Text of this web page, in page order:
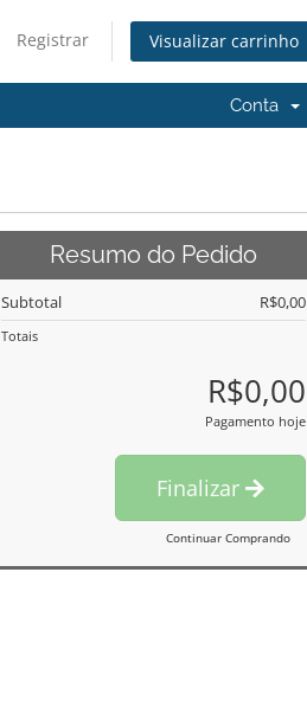
Registrar Visualizar carrinho
Conta
Resumo do Pedido
Subtotal R$0,00
Totais
R$0,00
Pagamento hoje
Finalizar
Continuar Comprando